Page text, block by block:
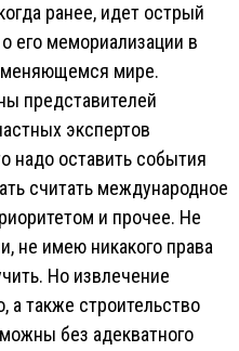
ранее, идет острый
его мемориализации в
меняющемся мире.
представителей
экспертов
надо оставить события
считать международное
и прочее. Не
не имею никакого права
Но извлечение
а также строительство
без адекватного